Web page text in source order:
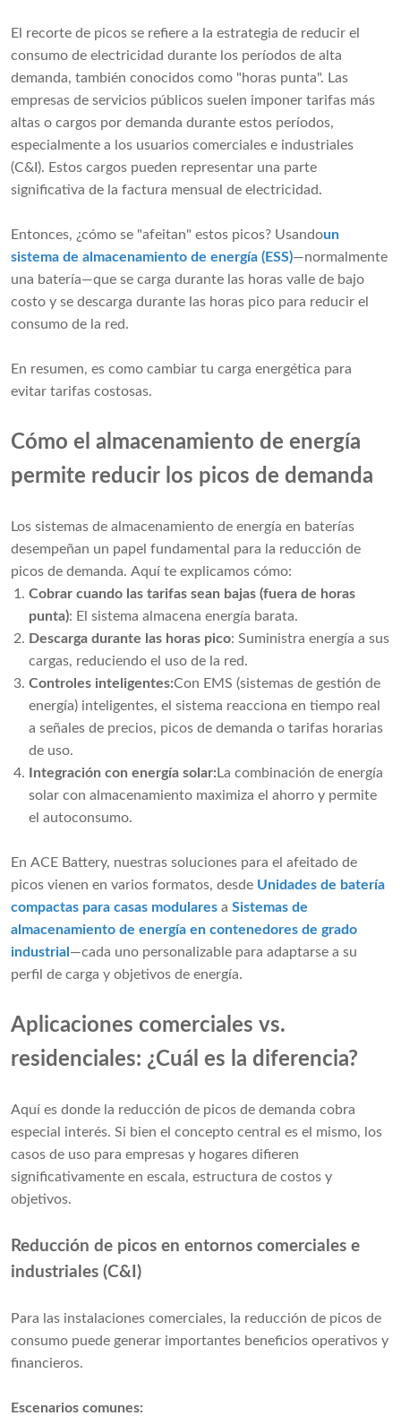
El recorte de picos se refiere a la estrategia de reducir el
consumo de electricidad durante los períodos de alta
demanda, también conocidos como "horas punta". Las
empresas de servicios públicos suelen imponer tarifas más
altas o cargos por demanda durante estos períodos,
especialmente a los usuarios comerciales e industriales
(C&I). Estos cargos pueden representar una parte
significativa de la factura mensual de electricidad.
Entonces, ¿cómo se "afeitan" estos picos? Usandoun
sistema de almacenamiento de energía (ESS)—normalmente
una batería—que se carga durante las horas valle de bajo
costo y se descarga durante las horas pico para reducir el
consumo de la red.
En resumen, es como cambiar tu carga energética para
evitar tarifas costosas.
Cómo el almacenamiento de energía
permite reducir los picos de demanda
Los sistemas de almacenamiento de energía en baterías
desempeñan un papel fundamental para la reducción de
picos de demanda. Aquí te explicamos cómo:
Cobrar cuando las tarifas sean bajas (fuera de horas
punta): El sistema almacena energía barata.
Descarga durante las horas pico: Suministra energía a sus
cargas, reduciendo el uso de la red.
Controles inteligentes:Con EMS (sistemas de gestión de
energía) inteligentes, el sistema reacciona en tiempo real
a señales de precios, picos de demanda o tarifas horarias
de uso.
Integración con energía solar: La combinación de energía
solar con almacenamiento maximiza el ahorro y permite
el autoconsumo.
En ACE Battery, nuestras soluciones para el afeitado de
picos vienen en varios formatos, desde Unidades de batería
compactas para casas modulares a Sistemas de
almacenamiento de energía en contenedores de grado
industrial —cada uno personalizable para adaptarse a su
perfil de carga y objetivos de energía.
Aplicaciones comerciales vs.
residenciales: ¿Cuál es la diferencia?
Aquí es donde la reducción de picos de demanda cobra
especial interés. Si bien el concepto central es el mismo, los
casos de uso para empresas y hogares difieren
significativamente en escala, estructura de costos y
objetivos.
Reducción de picos en entornos comerciales e
industriales (C&I)
Para las instalaciones comerciales, la reducción de picos de
consumo puede generar importantes beneficios operativos y
financieros.
Escenarios comunes: